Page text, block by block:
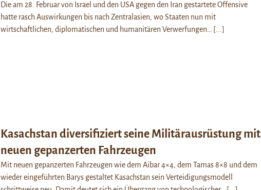
Die am 28. Februar von Israel und den USA gegen den Iran gestartete Offensive
hatte rasch Auswirkungen bis nach Zentralasien, wo Staaten nun mit
wirtschaftlichen, diplomatischen und humanitären Verwerfungen…
[...]
Kasachstan diversifiziert seine Militärausrüstung mit
neuen gepanzerten Fahrzeugen
Mit neuen gepanzerten Fahrzeugen wie dem Aibar 4×4, dem Tamas 8×8 und dem
wieder eingeführten Barys gestaltet Kasachstan sein Verteidigungsmodell